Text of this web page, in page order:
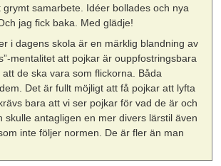
grymt samarbete. Idéer bollades och nya
jag fick baka. Med glädje!
i dagens skola är en märklig blandning av
mentalitet att pojkar är ouppfostringsbara
de ska vara som flickorna. Båda
Det är fullt möjligt att få pojkar att lyfta
bara att vi ser pojkar för vad de är och
skulle antagligen en mer divers lärstil även
inte följer normen. De är fler än man